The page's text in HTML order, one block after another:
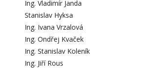
Ing. Vladimír Janda
Stanislav Hyksa
Ing. Ivana Vrzalová
Ing. Ondřej Kvaček
Ing. Stanislav Koleník
Ing. Jiří Rous